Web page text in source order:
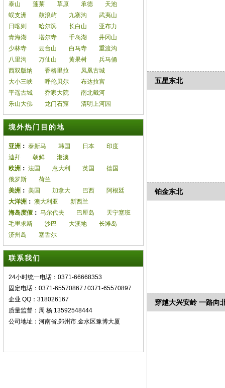
泰山
蓬莱 草原 承德
天池
蜈支洲
鼓浪屿 九寨沟
武夷山
日喀则
哈尔滨 长白山
亚布力
青海湖
塔尔寺 千岛湖
井冈山
少林寺
云台山 白马寺
重渡沟
八里沟
万仙山 黄果树
兵马俑
西双版纳
香格里拉
凤凰古城
大小三峡
呼伦贝尔
布达拉宫
平遥古城
乔家大院
南北戴河
乐山大佛
龙门石窟 清明上河园
境外热门目的地
亚洲 ： 泰新马 韩国 日本
印度
迪拜
朝鲜
港澳
欧洲 ： 法国 意大利 英国
德国
俄罗斯
荷兰
美洲 ： 美国 加拿大 巴西
阿根廷
大洋洲 ： 澳大利亚
新西兰
海岛度假 ： 马尔代夫 巴厘岛
天宁塞班
毛里求斯
沙巴 大溪地
长滩岛
济州岛
塞舌尔
联系我们
24小时统一电话：0371-66668353
固定电话：0371-65570867 / 0371-65570897
企业 QQ：318026167
质量监督：周 杨 13592548444
公司地址：河南省.郑州市.金水区豫博大厦
五星东北
铂金东北
穿越大兴安岭 一路向